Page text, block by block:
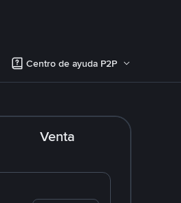
Centro de ayuda P2P
Venta